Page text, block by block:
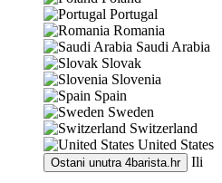
Portugal
Romania
Saudi Arabia
Slovak
Slovenia
Spain
Sweden
Switzerland
United States
Ostani unutra 4barista.hr Ili